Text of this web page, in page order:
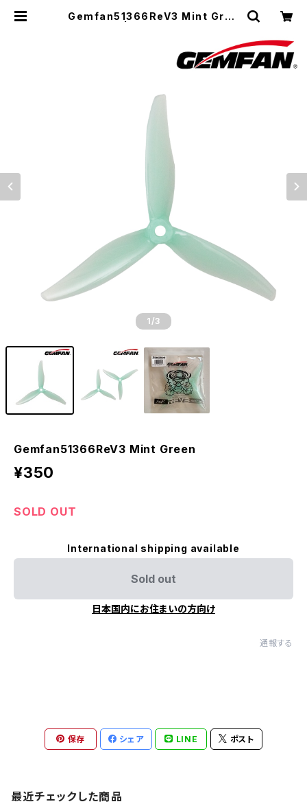
Gemfan51366ReV3 Mint Gree
1 /3
Gemfan51366ReV3 Mint Green
¥350
SOLD OUT
International shipping available
Sold out
日本国内にお住まいの方向け
通報する
保存 シェア LINE ポスト
最近チェックした商品